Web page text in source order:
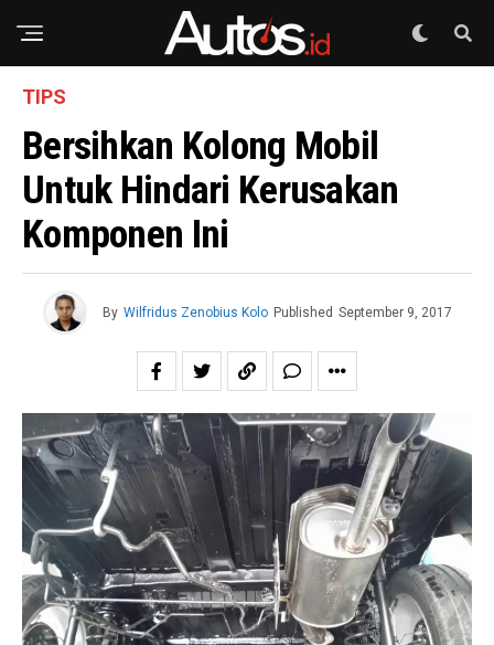
TIPS
Bersihkan Kolong Mobil
Untuk Hindari Kerusakan
Komponen Ini
By Wilfridus Zenobius Kolo Published September 9, 2017